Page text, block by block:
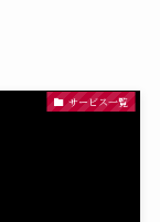
サービス一覧